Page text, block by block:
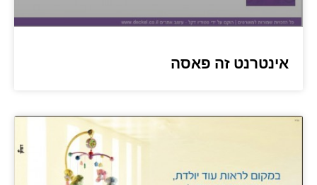
אינטרנט זה פאסה